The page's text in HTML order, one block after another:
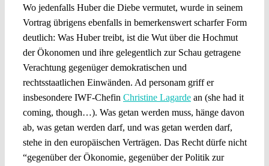
Wo jedenfalls Huber die Diebe vermutet, wurde in seinem
Vortrag übrigens ebenfalls in bemerkenswert scharfer Form
deutlich: Was Huber treibt, ist die Wut über die Hochmut
der Ökonomen und ihre gelegentlich zur Schau getragene
Verachtung gegenüger demokratischen und
rechtsstaatlichen Einwänden. Ad personam griff er
insbesondere IWF-Chefin Christine Lagardean (she had it
coming, though…). Was getan werden muss, hänge davon
ab, was getan werden darf, und was getan werden darf,
stehe in den europäischen Verträgen. Das Recht dürfe nicht
“gegenüber der Ökonomie, gegenüber der Politik zur